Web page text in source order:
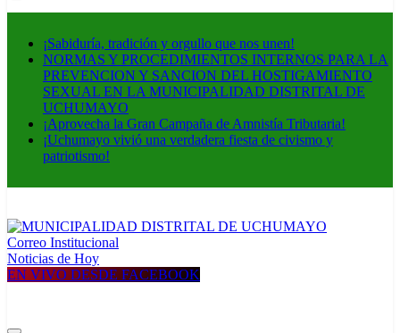
¡Sabiduría, tradición y orgullo que nos unen!
NORMAS Y PROCEDIMIENTOS INTERNOS PARA LA
PREVENCION Y SANCION DEL HOSTIGAMIENTO
SEXUAL EN LA MUNICIPALIDAD DISTRITAL DE
UCHUMAYO
¡Aprovecha la Gran Campaña de Amnistía Tributaria!
¡Uchumayo vivió una verdadera fiesta de civismo y
patriotismo!
MUNICIPALIDAD DISTRITAL DE UCHUMAYO
Construyendo una nueva Historia
Correo Institucional
Noticias de Hoy
EN VIVO DESDE FACEBOOK